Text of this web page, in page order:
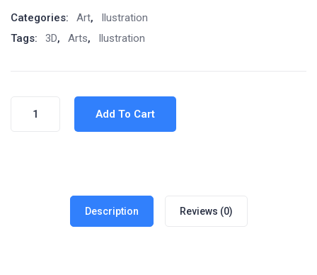
Categories: Art,
Ilustration
Tags:
3D, Arts, Ilustration
Add To Cart
Description Reviews (0)